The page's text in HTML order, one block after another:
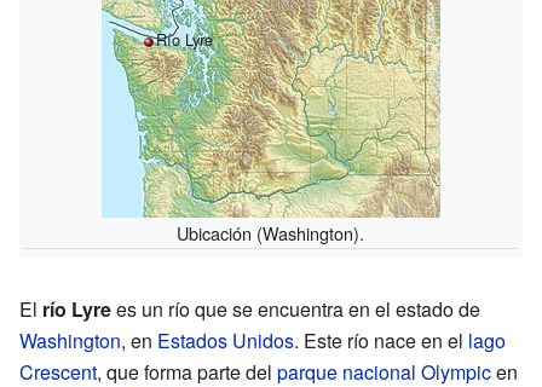
Río Lyre
Ubicación (Washington).
El río Lyrees un río que se encuentra en el estado de
Washington, en Estados Unidos. Este río nace en el lago
Crescent, que forma parte del parque nacional Olympicen